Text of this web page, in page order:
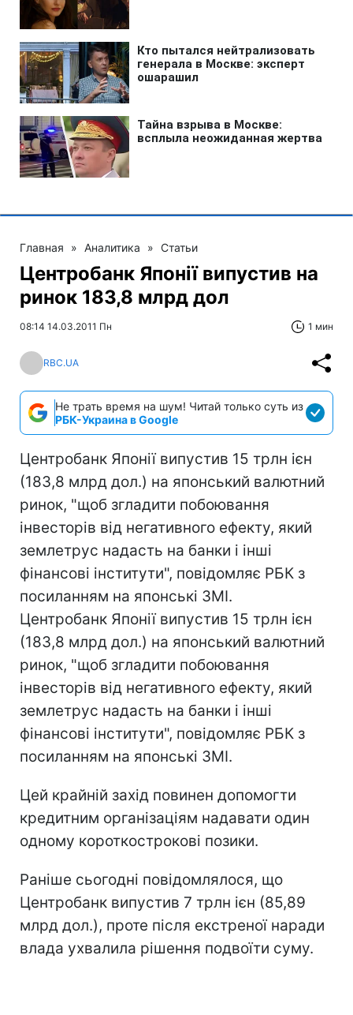
Главная » Аналитика » Статьи
Центробанк Японії випустив на
ринок 183,8 млрд дол
08:14 14.03.2011 Пн 1 мин
RBC.UA
Не трать время на шум! Читай только суть из
РБК-Украина в Google
Центробанк Японії випустив 15 трлн ієн
(183,8 млрд дол.) на японський валютний
ринок, "щоб згладити побоювання
інвесторів від негативного ефекту, який
землетрус надасть на банки і інші
фінансові інститути", повідомляє РБК з
посиланням на японські ЗМІ.
Центробанк Японії випустив 15 трлн ієн
(183,8 млрд дол.) на японський валютний
ринок, "щоб згладити побоювання
інвесторів від негативного ефекту, який
землетрус надасть на банки і інші
фінансові інститути", повідомляє РБК з
посиланням на японські ЗМІ.
Цей крайній захід повинен допомогти
кредитним організаціям надавати один
одному короткострокові позики.
Раніше сьогодні повідомлялося, що
Центробанк випустив 7 трлн ієн (85,89
млрд дол.), проте після екстреної наради
влада ухвалила рішення подвоїти суму.